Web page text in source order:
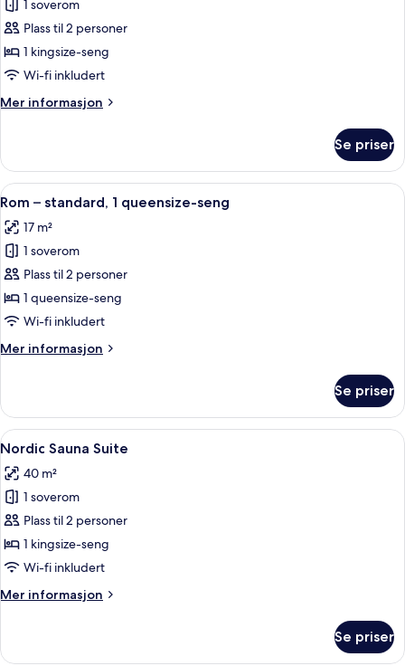
av
Rom
–
standard,
kingsize-
1 soverom
Plass til 2 personer
1 kingsize-seng
Wi-fi inkludert
Mer informasjon
Mer
–
standard,
1
seng
Se priser
Åpne
alle
bildene
av
Rom
–
standard,
queensize-
Rom – standard, 1 queensize-seng |
5
Rom – standard, 1 queensize-seng
17 m²
1 soverom
Plass til 2 personer
1 queensize-seng
Wi-fi inkludert
Mer informasjon
Mer
–
standard,
1
seng
Se priser
Åpne
alle
bildene
av
Nordic
Sauna
Suite
Nordic Sauna Suite | Sengetøy av
6
Nordic Sauna Suite
40 m²
1 soverom
Plass til 2 personer
1 kingsize-seng
Wi-fi inkludert
Mer informasjon
Mer
Sauna
Se priser